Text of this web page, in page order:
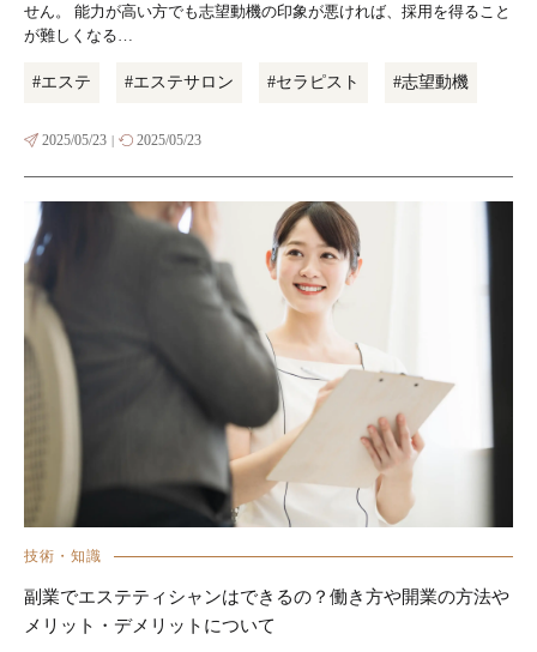
せん。 能力が高い方でも志望動機の印象が悪ければ、採用を得ること
が難しくなる…
#エステ #エステサロン #セラピスト #志望動機
2025/05/23 | 2025/05/23
技術・知識
副業でエステティシャンはできるの？働き方や開業の方法や
メリット・デメリットについて